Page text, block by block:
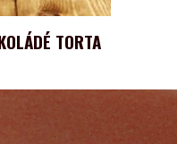
TORTA